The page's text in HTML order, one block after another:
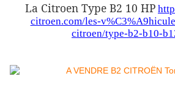
La Citroen Type B2 10 HP
citroen.com/les-
citroen/type-b2-b10-